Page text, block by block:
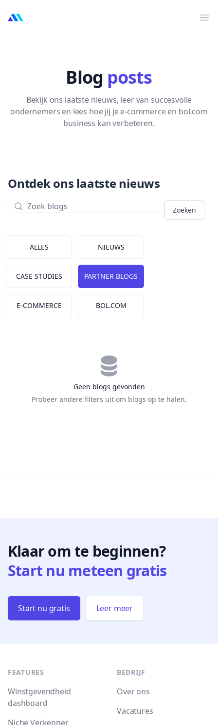
MarktMentor
Blog posts
Bekijk ons laatste nieuws, leer van succesvolle
ondernemers en lees hoe jij je e-commerce en bol.com
business kan verbeteren.
Ontdek ons laatste nieuws
Zoeken
ALLES NIEUWS
CASE STUDIES PARTNER BLOGS
E-COMMERCE BOL.COM
Geen blogs gevonden
Probeer andere filters uit om blogs op te halen.
Klaar om te beginnen?
Start nu meteen gratis
Start nu gratis Leer meer
FEATURES
Winstgevendheid
dashboard
Niche Verkenner
BEDRIJF
Over ons
Vacatures